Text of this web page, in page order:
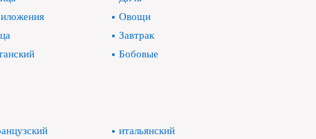
Овощи
Завтрак
Бобовые
итальянский